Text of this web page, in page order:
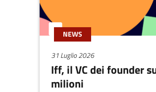
NEWS
31 Luglio 2026
Iff, il VC dei founder
milioni